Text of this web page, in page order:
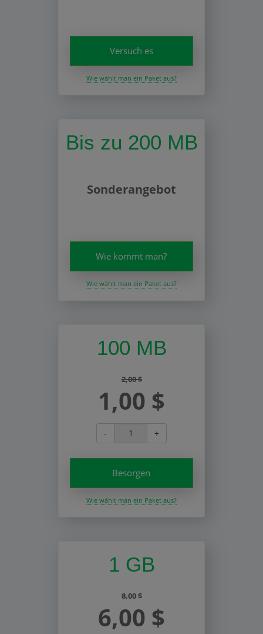
Versuch es
Wie wählt man ein Paket aus?
Bis zu 200 MB
Sonderangebot
Wie kommt man?
Wie wählt man ein Paket aus?
100 MB
2,00 $
1,00 $
- +
Besorgen
Wie wählt man ein Paket aus?
1 GB
8,00 $
6,00 $